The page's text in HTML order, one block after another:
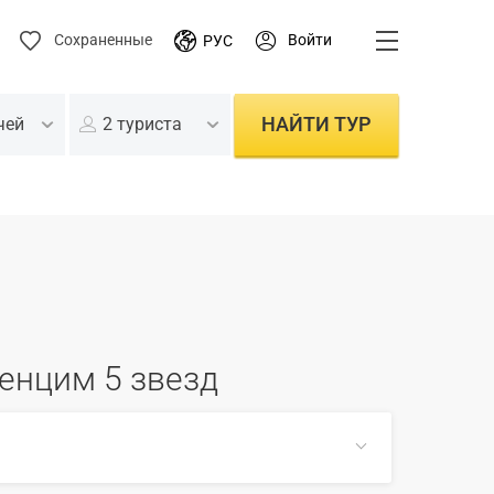
Сохраненные РУС Войти
2 туриста НАЙТИ ТУР
5 звезд